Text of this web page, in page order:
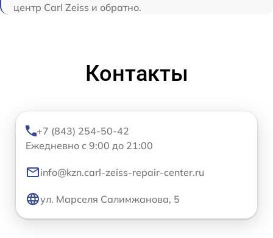
центр Carl Zeiss и обратно.
Контакты
+7 (843) 254-50-42
Ежедневно с 9:00 до 21:00
info@kzn.carl-zeiss-repair-center.ru
ул. Марселя Салимжанова, 5